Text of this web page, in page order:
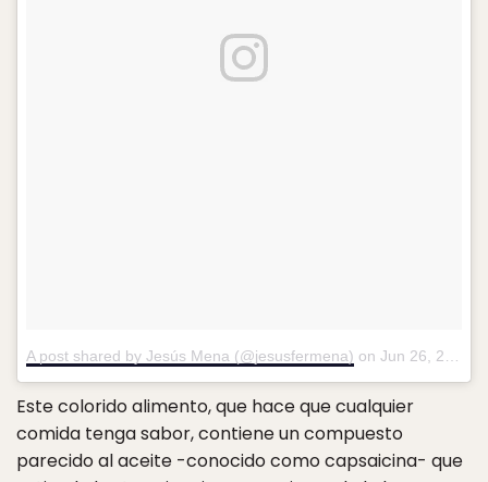
A post shared by Jesús Mena (@jesusfermena) on Jun 26, 2018 at 4:14am PDT
Este colorido alimento, que hace que cualquier
comida tenga sabor, contiene un compuesto
parecido al aceite -conocido como capsaicina- que